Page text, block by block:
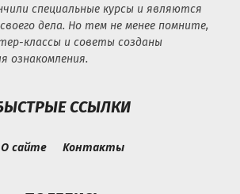
специальные курсы и являются
дела. Но тем не менее помните,
классы и советы созданы
ознакомления.
ССЫЛКИ
О сайте Контакты